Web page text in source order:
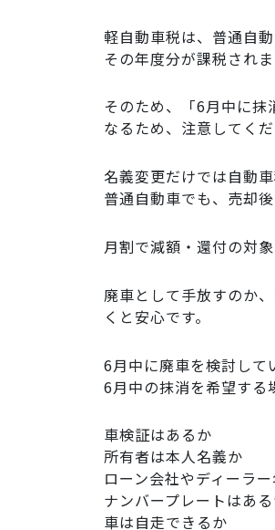
軽自動車税は、普通自
その年度分が課税されま
そのため、「6月中に
なるため、注意してくだ
名義変更だけでは自動
普通自動車でも、売却
月割で減額・還付の対
廃車として手放すのか
くと安心です。
6月中に廃車を検討して
6月中の抹消を希望する
車検証はあるか
所有者は本人名義か
ローン会社やディーラ
ナンバープレートはあ
車は自走できるか